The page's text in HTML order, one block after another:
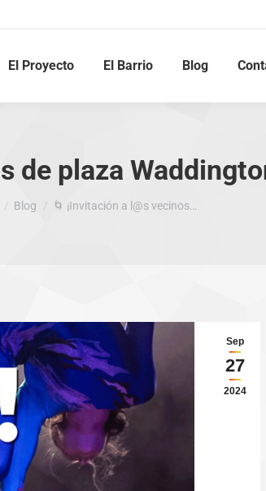
El Proyecto El Barrio Blog
de plaza
Blog 🌀 ¡Invitación a l@s vecinos…
Sep
27
2024